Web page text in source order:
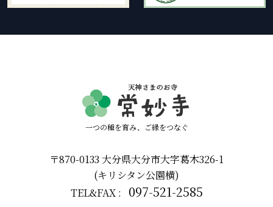
一つの種を育み、ご縁をつなぐ
〒870-0133 大分県大分市大字葛木326-1
(キリシタン公園横)
TEL&FAX :
097-521-2585